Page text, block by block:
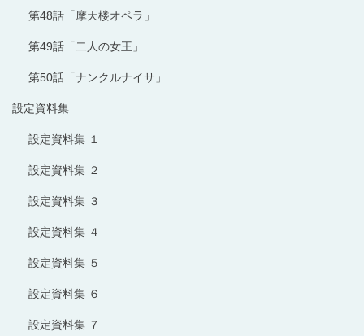
第48話「摩天楼オペラ」
第49話「二人の女王」
第50話「ナンクルナイサ」
設定資料集
設定資料集 １
設定資料集 ２
設定資料集 ３
設定資料集 ４
設定資料集 ５
設定資料集 ６
設定資料集 ７